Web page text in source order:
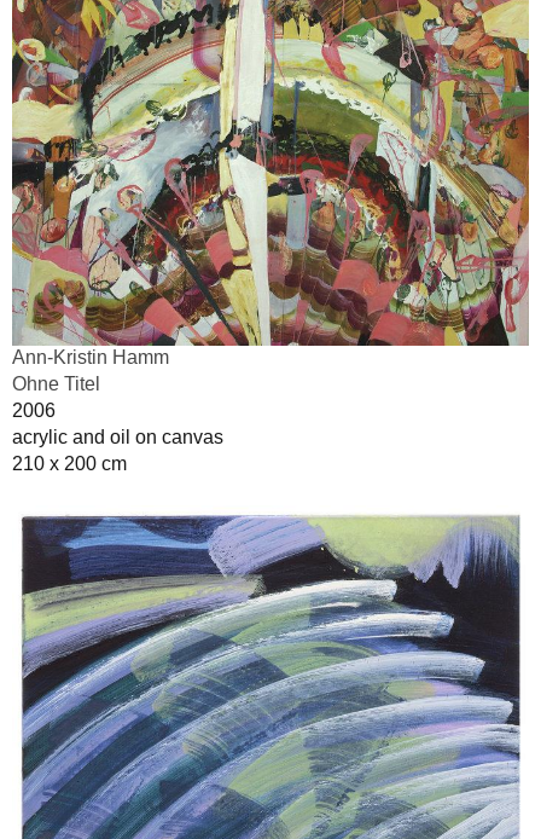
Ann-Kristin Hamm
Ohne Titel
2006
acrylic and oil on canvas
210 x 200 cm